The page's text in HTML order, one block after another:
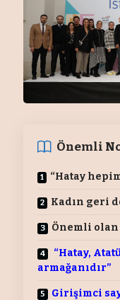
Önemli
“Hatay
Kadın geri
Önemli
“Hatay,
armağanıdır”
Girişimci